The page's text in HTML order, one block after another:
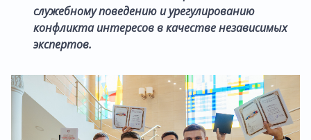
служебному поведению и урегулированию
конфликта интересов в качестве независимых
экспертов.